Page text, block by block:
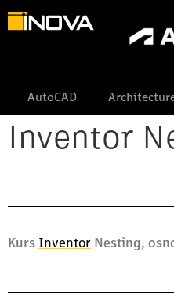
AutoCAD
Inventor
Kurs Inventor Nesting,